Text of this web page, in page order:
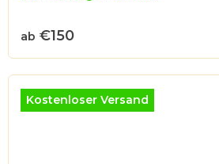
5,0
von
5
Sternen.
ab €150
Kostenloser Versand